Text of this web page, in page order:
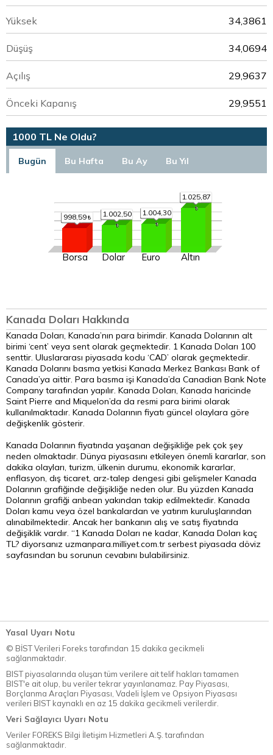
Yüksek 34,3861
Düşüş 34,0694
Açılış 29,9637
Önceki Kapanış 29,9551
1000 TL Ne Oldu?
Bugün Bu Hafta Bu Ay Bu Yıl
998,59
Borsa
1.002,50
Dolar
1.004,30
Euro
1.025,87
Altın
Kanada Doları Hakkında
Kanada Doları, Kanada’nın para birimdir. Kanada Dolarının alt
birimi ‘cent’ veya sent olarak geçmektedir. 1 Kanada Doları 100
senttir. Uluslararası piyasada kodu ‘CAD’ olarak geçmektedir.
Kanada Dolarını basma yetkisi Kanada Merkez Bankası Bank of
Canada’ya aittir. Para basma işi Kanada’da Canadian Bank Note
Company tarafından yapılır. Kanada Doları, Kanada haricinde
Saint Pierre and Miquelon’da da resmi para birimi olarak
kullanılmaktadır. Kanada Dolarının fiyatı güncel olaylara göre
değişkenlik gösterir.
Kanada Dolarının fiyatında yaşanan değişikliğe pek çok şey
neden olmaktadır. Dünya piyasasını etkileyen önemli kararlar, son
dakika olayları, turizm, ülkenin durumu, ekonomik kararlar,
enflasyon, dış ticaret, arz-talep dengesi gibi gelişmeler Kanada
Dolarının grafiğinde değişikliğe neden olur. Bu yüzden Kanada
Dolarının grafiği anbean yakından takip edilmektedir. Kanada
Doları kamu veya özel bankalardan ve yatırım kuruluşlarından
alınabilmektedir. Ancak her bankanın alış ve satış fiyatında
değişiklik vardır. “1 Kanada Doları ne kadar, Kanada Doları kaç
TL? diyorsanız uzmanpara.milliyet.com.tr serbest piyasada döviz
sayfasından bu sorunun cevabını bulabilirsiniz.
Yasal Uyarı Notu
© BİST Verileri Foreks tarafından 15 dakika gecikmeli
sağlanmaktadır.
BIST piyasalarında oluşan tüm verilere ait telif hakları tamamen
BIST'e ait olup, bu veriler tekrar yayınlanamaz. Pay Piyasası,
Borçlanma Araçları Piyasası, Vadeli İşlem ve Opsiyon Piyasası
verileri BIST kaynaklı en az 15 dakika gecikmeli verilerdir.
Veri Sağlayıcı Uyarı Notu
Veriler FOREKS Bilgi İletişim Hizmetleri A.Ş. tarafından
sağlanmaktadır.